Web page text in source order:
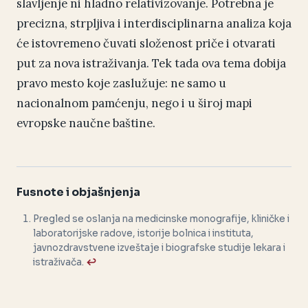
slavljenje ni hladno relativizovanje. Potrebna je
precizna, strpljiva i interdisciplinarna analiza koja
će istovremeno čuvati složenost priče i otvarati
put za nova istraživanja. Tek tada ova tema dobija
pravo mesto koje zaslužuje: ne samo u
nacionalnom pamćenju, nego i u široj mapi
evropske naučne baštine.
Fusnote i objašnjenja
Pregled se oslanja na medicinske monografije, kliničke i
laboratorijske radove, istorije bolnica i instituta,
javnozdravstvene izveštaje i biografske studije lekara i
istraživača. ↩